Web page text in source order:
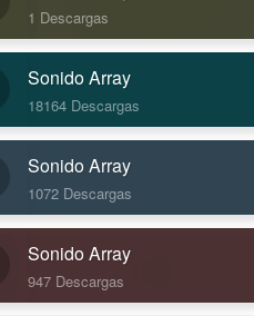
1 Descargas
Sonido Array
18164 Descargas
Sonido Array
1072 Descargas
Sonido Array
947 Descargas